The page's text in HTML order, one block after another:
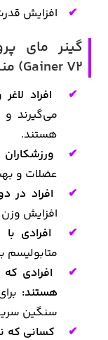
افزایش
Gainer V2) مناسب چه کسانی می‌باشد؟
افراد
می‌گیرند
هستند.
عضلات و
افراد در
افزایش
افرادی
متابولیسم
افرادی
هستند:
سنگین
کسانی که